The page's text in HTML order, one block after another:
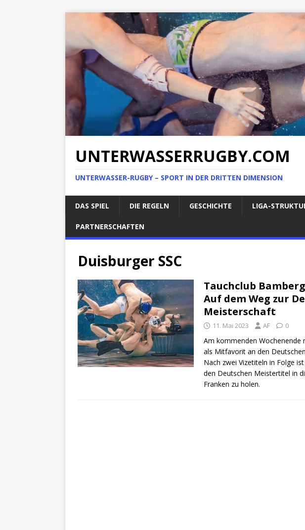
UNTERWASSERRUGBY.COM
UNTERWASSER-RUGBY – SPORT IN DER DRITTEN DIMENSION
DAS SPIEL DIE REGELN GESCHICHTE LIGA-
PARTNERSCHAFTEN
Duisburger SSC
Tauchclub
Auf dem Weg zur
Meisterschaft
11. Mai 2023 AF 0
Am kommenden
als Mitfavorit an den
Nach zwei Vizetiteln in Folge
den Deutschen Meistertitel in
Franken zu holen.